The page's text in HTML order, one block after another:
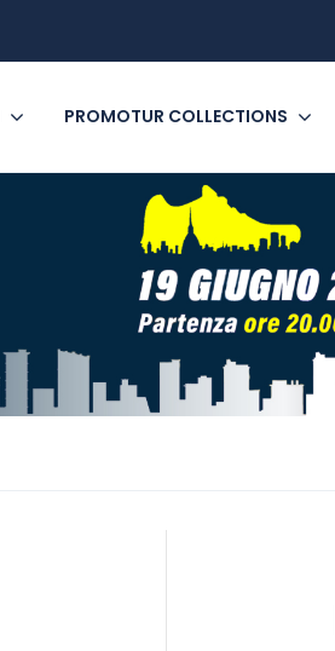
PROMOTUR COLLECTIONS